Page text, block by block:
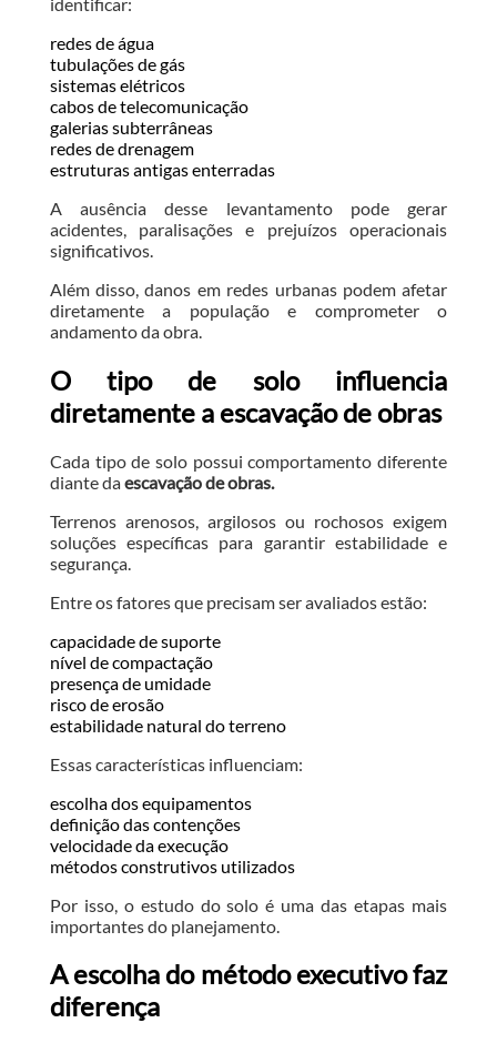
redes de água
tubulações de gás
sistemas elétricos
cabos de telecomunicação
galerias subterrâneas
redes de drenagem
estruturas antigas enterradas
A ausência desse levantamento pode gerar
acidentes, paralisações e prejuízos operacionais
significativos.
Além disso, danos em redes urbanas podem afetar
diretamente a população e comprometer o
andamento da obra.
O tipo de solo influencia
diretamente a escavação de obras
Cada tipo de solo possui comportamento diferente
diante daescavação de obras.
Terrenos arenosos, argilosos ou rochosos exigem
soluções específicas para garantir estabilidade e
segurança.
Entre os fatores que precisam ser avaliados estão:
capacidade de suporte
nível de compactação
presença de umidade
risco de erosão
estabilidade natural do terreno
Essas características influenciam:
escolha dos equipamentos
definição das contenções
velocidade da execução
métodos construtivos utilizados
Por isso, o estudo do solo é uma das etapas mais
importantes do planejamento.
A escolha do método executivo faz
diferença